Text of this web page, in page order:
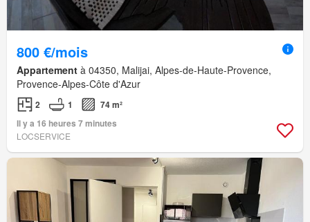
800 €/mois
Appartement à 04350, Malijai, Alpes-de-Haute-Provence,
Provence-Alpes-Côte d'Azur
2 1
74 m²
Il y a 16 heures 7 minutes
LOCSERVICE